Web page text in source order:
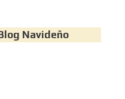
Navideño